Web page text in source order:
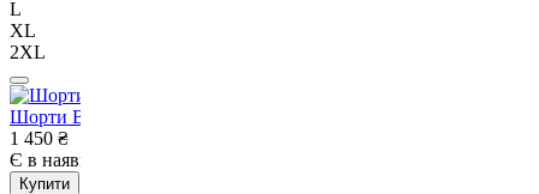
L
XL
2XL
Шорти BOXRAW Valdes Сірі-S
1 450 ₴
Є в наявності
Купити